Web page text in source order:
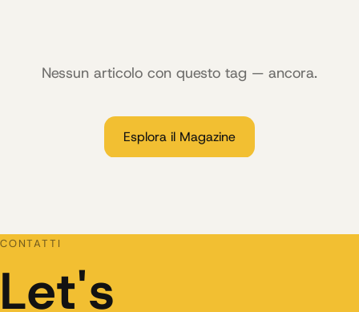
Nessun articolo con questo tag — ancora.
Esplora il Magazine
CONTATTI
Let's